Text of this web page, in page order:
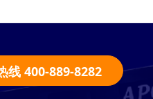
线 400-889-8282